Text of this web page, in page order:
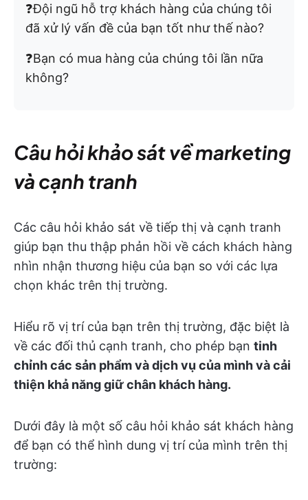
❓Đội ngũ hỗ trợ khách hàng của chúng tôi
đã xử lý vấn đề của bạn tốt như thế nào?
❓Bạn có mua hàng của chúng tôi lần nữa
không?
Câu hỏi khảo sát về marketing
và cạnh tranh
Các câu hỏi khảo sát về tiếp thị và cạnh tranh
giúp bạn thu thập phản hồi về cách khách hàng
nhìn nhận thương hiệu của bạn so với các lựa
chọn khác trên thị trường.
Hiểu rõ vị trí của bạn trên thị trường, đặc biệt là
về các đối thủ cạnh tranh, cho phép bạn tinh
chỉnh các sản phẩm và dịch vụ của mình và cải
thiện khả năng giữ chân khách hàng.
Dưới đây là một số câu hỏi khảo sát khách hàng
để bạn có thể hình dung vị trí của mình trên thị
trường: